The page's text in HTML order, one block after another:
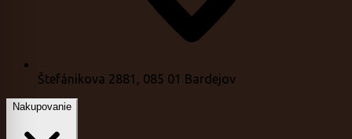
Štefánikova 2881, 085 01 Bardejov
Nakupovanie